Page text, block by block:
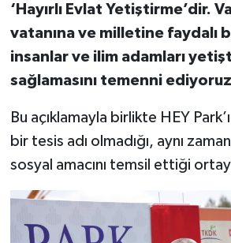
‘Hayırlı Evlat Yetiştirme’dir.
vatanına ve milletine faydalı
insanlar ve ilim adamları
sağlamasını temenni
Bu açıklamayla birlikte HEY
bir tesis adı olmadığı, aynı
sosyal amacını temsil ettiği